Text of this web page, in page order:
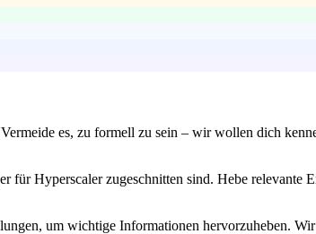
es, zu formell zu sein – wir wollen dich
für Hyperscaler zugeschnitten sind. Hebe relevante
um wichtige Informationen hervorzuheben.